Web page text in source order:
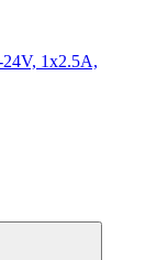
1x2.5A,